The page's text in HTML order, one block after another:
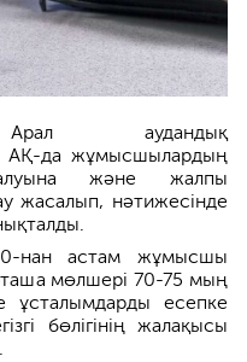
аудандық
АҚ-да жұмысшылардың
және жалпы
жасалып, нәтижесінде
нан астам жұмысшы
мөлшері 70-75 мың
ұсталымдарды есепке
бөлігінің жалақысы